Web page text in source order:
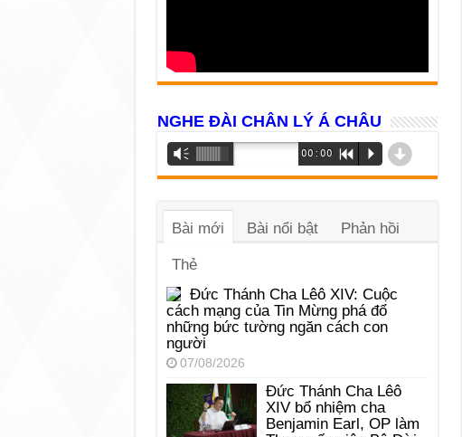
NGHE ĐÀI CHÂN LÝ Á CHÂU
Trình
phát
âm
Vm 00:00 R P d
Bài mới Bài nổi bật Phản hồi
Thẻ
Đức Thánh Cha Lêô XIV: Cuộc
cách mạng của Tin Mừng phá đổ
những bức tường ngăn cách con
người
07/08/2026
Đức Thánh Cha Lêô
XIV bổ nhiệm cha
Benjamin Earl, OP làm